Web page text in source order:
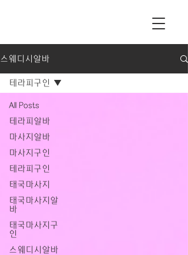
스웨디시알바
All Posts
테라피알바
마사지알바
마사지구인
테라피구인
태국마사지
태국마사지알
바
태국마사지구
인
스웨디시알바
테라피구인